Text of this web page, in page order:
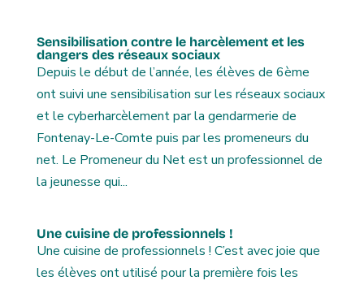
Sensibilisation contre le harcèlement et les
dangers des réseaux sociaux
Depuis le début de l’année, les élèves de 6ème
ont suivi une sensibilisation sur les réseaux sociaux
et le cyberharcèlement par la gendarmerie de
Fontenay-Le-Comte puis par les promeneurs du
net. Le Promeneur du Net est un professionnel de
la jeunesse qui...
Une cuisine de professionnels !
Une cuisine de professionnels ! C’est avec joie que
les élèves ont utilisé pour la première fois les